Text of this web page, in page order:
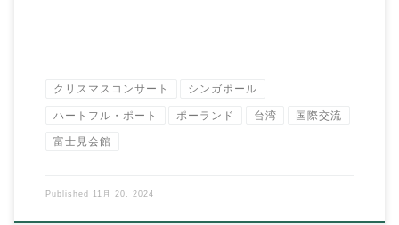
クリスマスコンサート シンガポール
ハートフル・ポート ポーランド 台湾 国際交流
富士見会館
Published 11月 20, 2024